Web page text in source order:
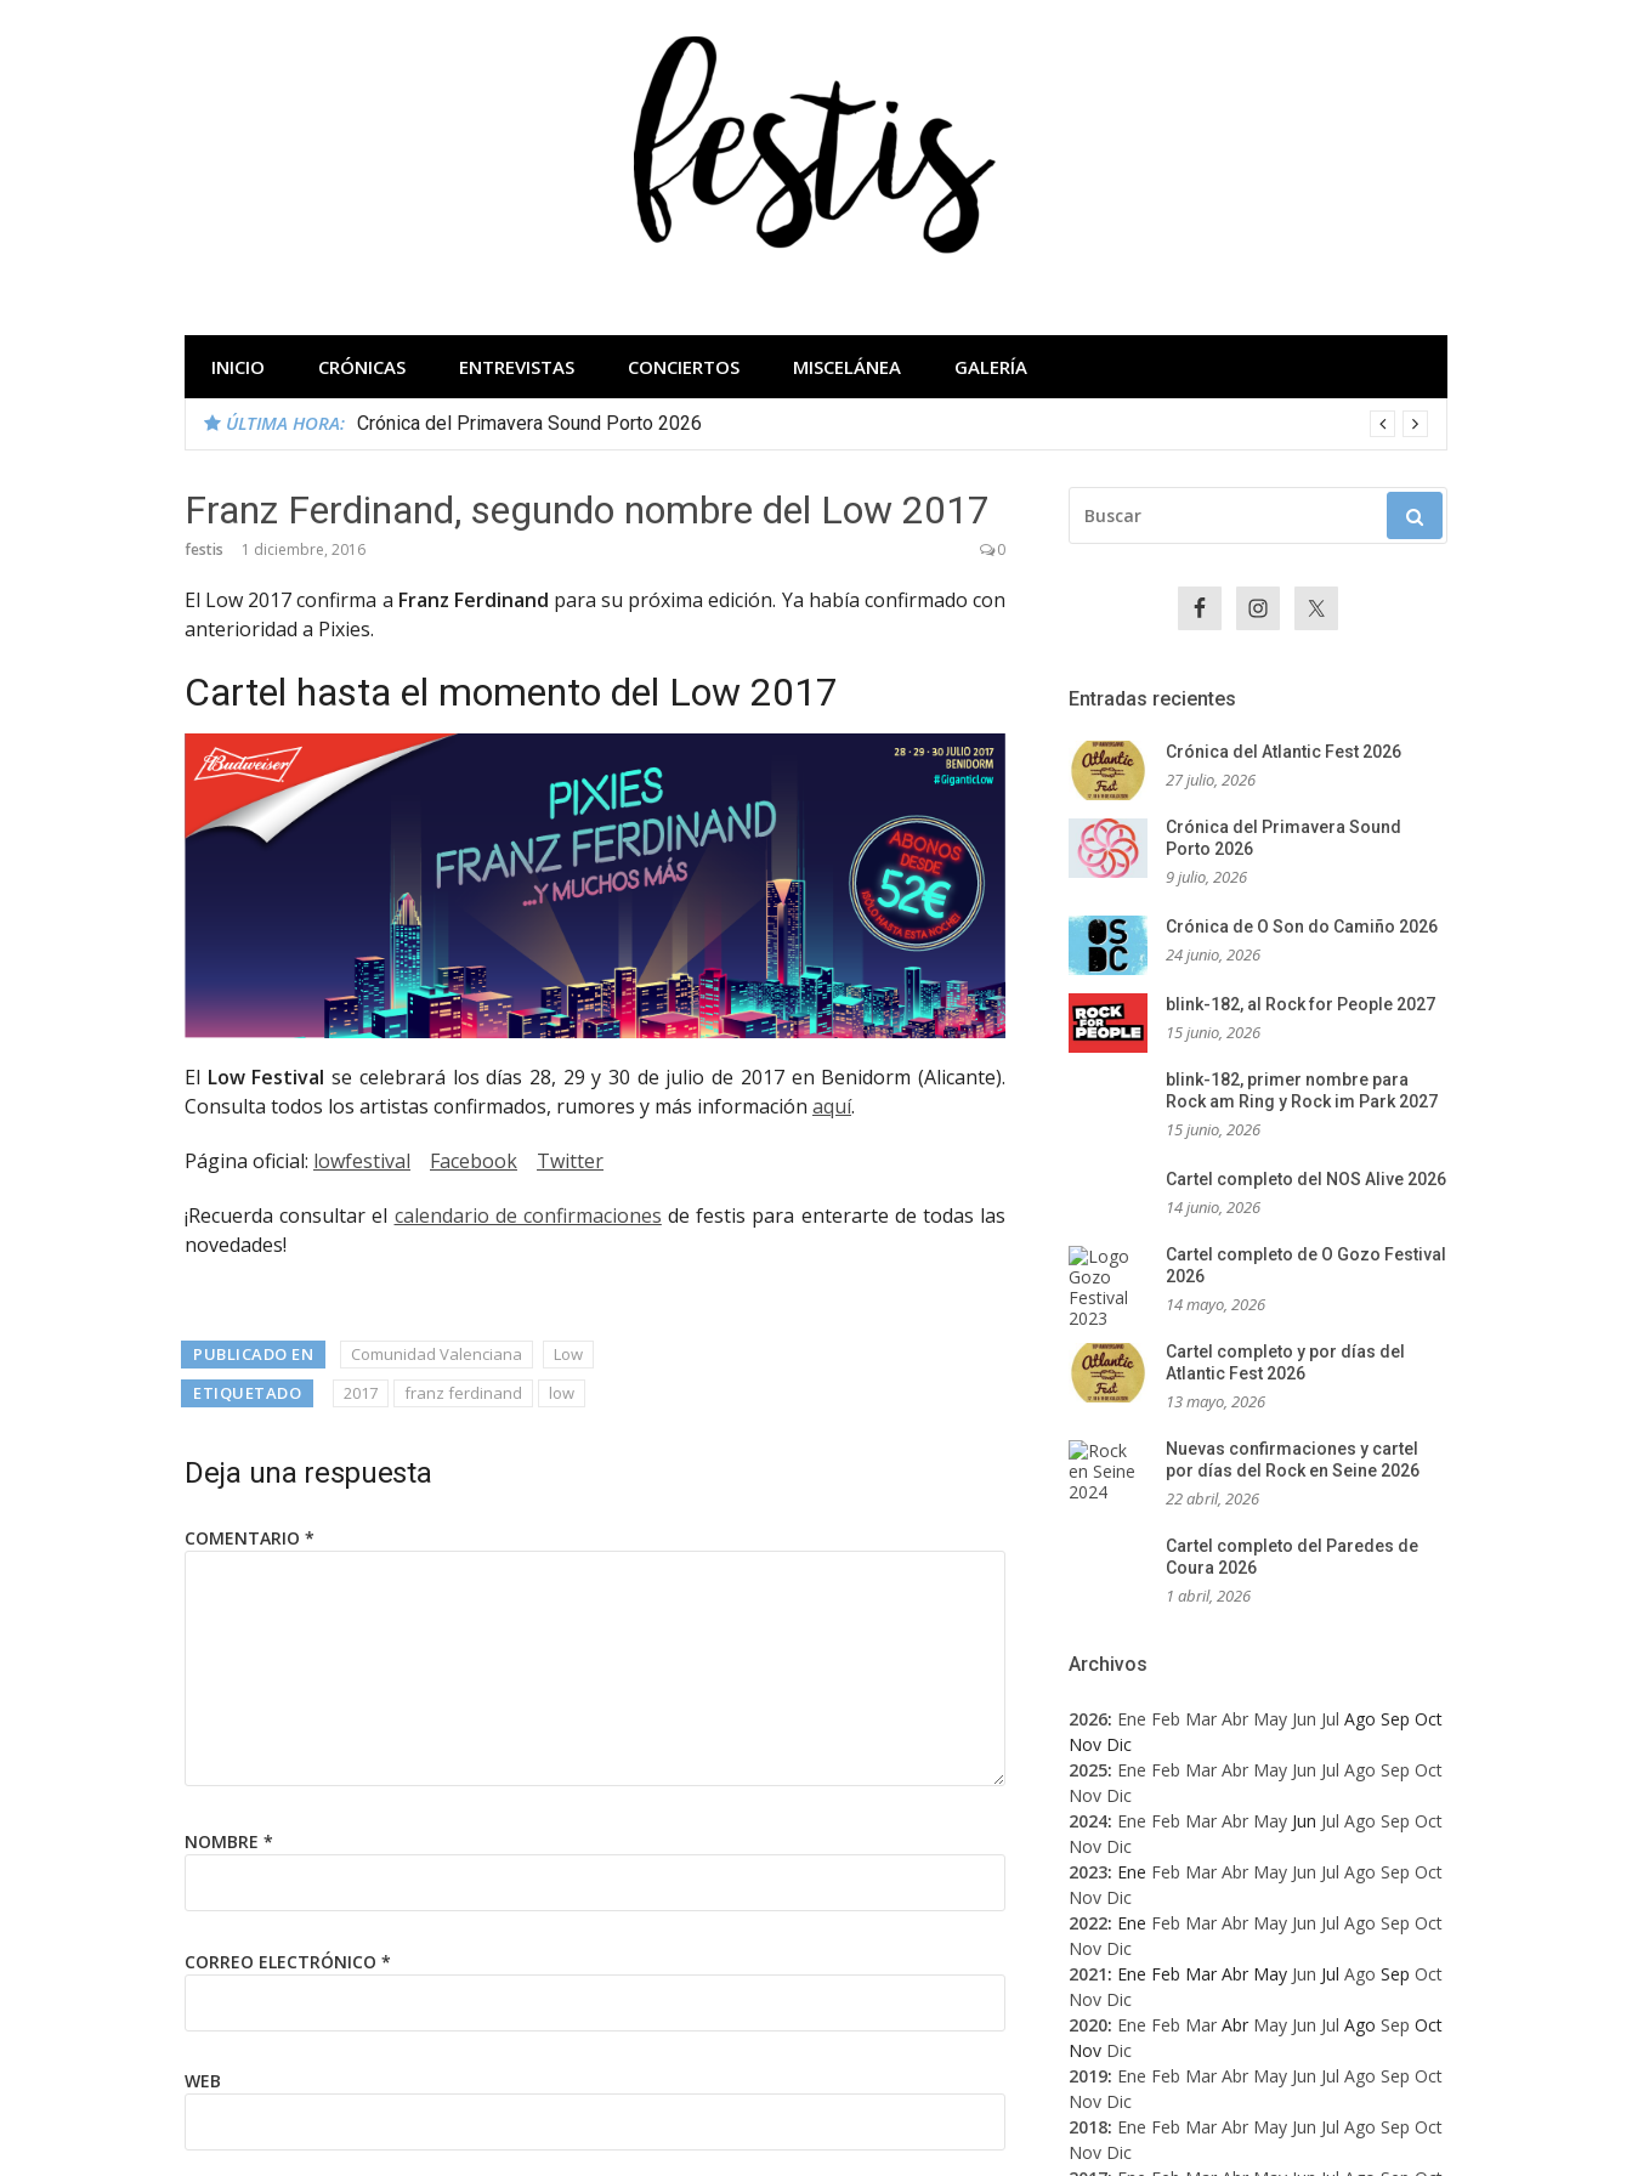
INICIO CRÓNICAS ENTREVISTAS CONCIERTOS MISCELÁNEA GALERÍA
ÚLTIMA HORA: Crónica del Primavera Sound Porto 2026
Franz Ferdinand, segundo nombre del Low 2017
festis 1 diciembre, 2016 0
El Low 2017 confirma a Franz Ferdinand para su próxima edición. Ya había confirmado con
anterioridad a Pixies.
Cartel hasta el momento del Low 2017
El Low Festival se celebrará los días 28, 29 y 30 de julio de 2017 en Benidorm (Alicante).
Consulta todos los artistas confirmados, rumores y más información aquí.
Página oficial: lowfestival Facebook Twitter
¡Recuerda consultar el calendario de confirmaciones de festis para enterarte de todas las
novedades!
PUBLICADO EN Comunidad Valenciana
Low
ETIQUETADO
2017 franz ferdinand low
Deja una respuesta
COMENTARIO *
NOMBRE *
CORREO ELECTRÓNICO *
WEB
Entradas recientes
Crónica del Atlantic Fest 2026
27 julio, 2026
Crónica del Primavera Sound
Porto 2026
9 julio, 2026
Crónica de O Son do Camiño 2026
24 junio, 2026
blink-182, al Rock for People 2027
15 junio, 2026
blink-182, primer nombre para
Rock am Ring y Rock im Park 2027
15 junio, 2026
Cartel completo del NOS Alive 2026
14 junio, 2026
Cartel completo de O Gozo Festival
2026
14 mayo, 2026
Cartel completo y por días del
Atlantic Fest 2026
13 mayo, 2026
Nuevas confirmaciones y cartel
por días del Rock en Seine 2026
22 abril, 2026
Cartel completo del Paredes de
Coura 2026
1 abril, 2026
Archivos
2026: Ene Feb Mar Abr May Jun Jul Ago Sep Oct
Nov Dic
2025: Ene Feb Mar Abr May Jun Jul Ago Sep Oct
Nov Dic
2024: Ene Feb Mar Abr May Jun Jul Ago Sep Oct
Nov Dic
2023: Ene Feb Mar Abr May Jun Jul Ago Sep Oct
Nov Dic
2022: Ene Feb Mar Abr May Jun Jul Ago Sep Oct
Nov Dic
2021: Ene Feb Mar Abr May Jun Jul Ago Sep Oct
Nov Dic
2020: Ene Feb Mar Abr May Jun Jul Ago Sep Oct
Nov Dic
2019: Ene Feb Mar Abr May Jun Jul Ago Sep Oct
Nov Dic
2018: Ene Feb Mar Abr May Jun Jul Ago Sep Oct
Nov Dic